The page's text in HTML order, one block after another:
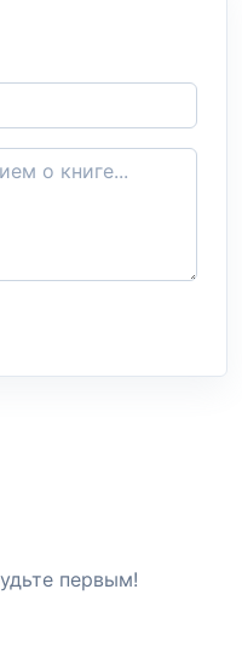
первым!